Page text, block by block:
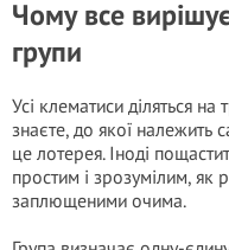
Чому все
групи
Усі клематиси діляться
знаєте, до якої
це лотерея. Іноді
простим і зрозумілим, як
заплющеними очима.